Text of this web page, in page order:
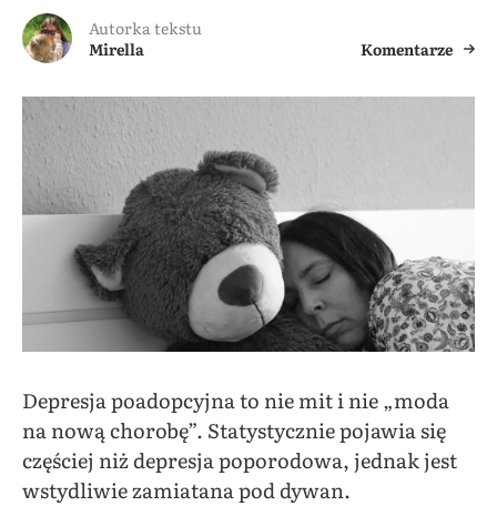
Autorka tekstu
Mirella
Komentarze
Depresja poadopcyjna to nie mit i nie „moda
na nową chorobę”. Statystycznie pojawia się
częściej niż depresja poporodowa, jednak jest
wstydliwie zamiatana pod dywan.